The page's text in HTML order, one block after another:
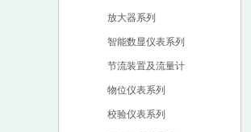
放大器系列
智能数显仪表系列
节流装置及流量计
物位仪表系列
校验仪表系列